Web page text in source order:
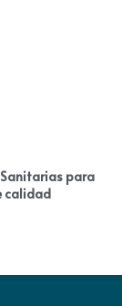
Sanitarias para
calidad